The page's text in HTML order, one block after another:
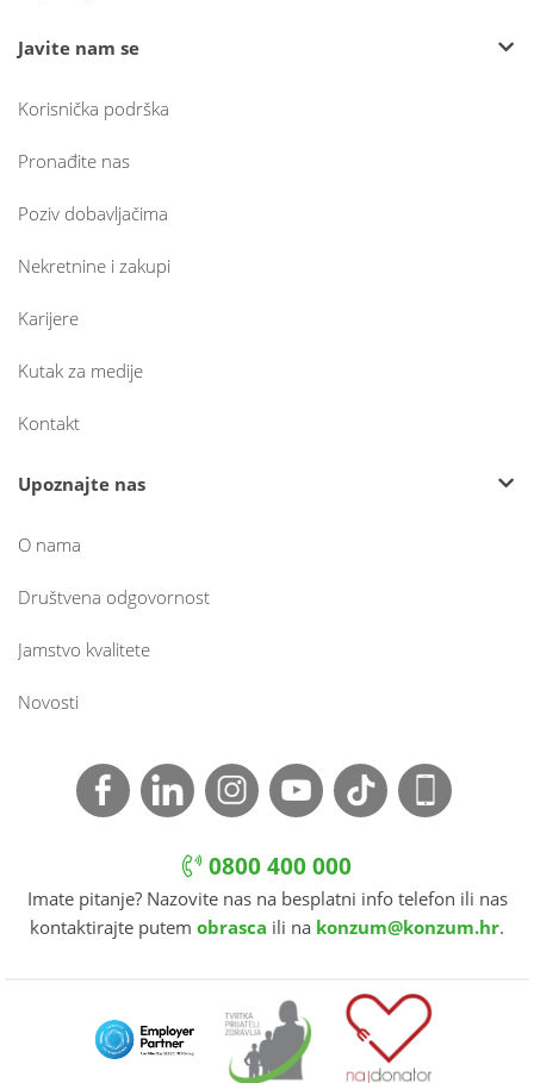
Javite nam se
Korisnička podrška
Pronađite nas
Poziv dobavljačima
Nekretnine i zakupi
Karijere
Kutak za medije
Kontakt
Upoznajte nas
O nama
Društvena odgovornost
Jamstvo kvalitete
Novosti
0800 400 000
Imate pitanje? Nazovite nas na besplatni info telefon ili nas
kontaktirajte putem obrasca ili na konzum@konzum.hr.